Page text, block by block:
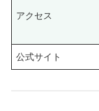
アクセス
公式サイト